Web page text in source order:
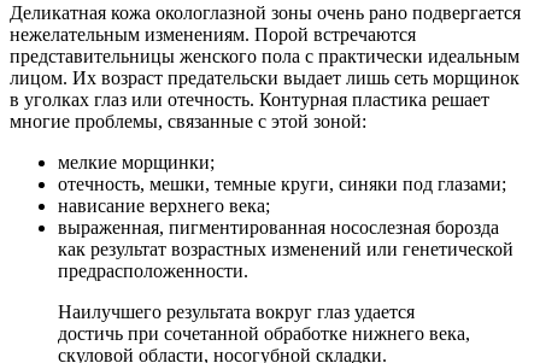
Деликатная кожа окологлазной зоны очень рано подвергается
нежелательным изменениям. Порой встречаются
представительницы женского пола с практически идеальным
лицом. Их возраст предательски выдает лишь сеть морщинок
в уголках глаз или отечность. Контурная пластика решает
многие проблемы, связанные с этой зоной:
мелкие морщинки;
отечность, мешки, темные круги, синяки под глазами;
нависание верхнего века;
выраженная, пигментированная носослезная борозда
как результат возрастных изменений или генетической
предрасположенности.
Наилучшего результата вокруг глаз удается
достичь при сочетанной обработке нижнего века,
скуловой области, носогубной складки.